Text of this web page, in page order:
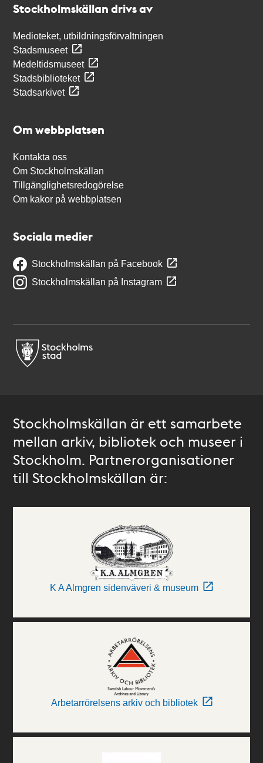
Stockholmskällan drivs av
Medioteket, utbildningsförvaltningen
Stadsmuseet
Medeltidsmuseet
Stadsbiblioteket
Stadsarkivet
Om webbplatsen
Kontakta oss
Om Stockholmskällan
Tillgänglighetsredogörelse
Om kakor på webbplatsen
Sociala medier
Stockholmskällan på Facebook
Stockholmskällan på Instagram
Stockholmskällan är ett samarbete
mellan arkiv, bibliotek och museer i
Stockholm. Partnerorganisationer
till Stockholmskällan är:
K A Almgren sidenväveri & museum
Arbetarrörelsens arkiv och bibliotek